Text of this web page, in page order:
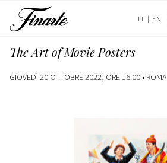
IT | EN
The Art of Movie Posters
GIOVEDÌ 20 OTTOBRE 2022, ORE 16:00 • ROMA